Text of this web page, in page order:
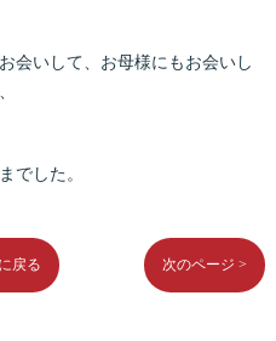
会いして、お母様にもお会いし
でした。
戻る 次のページ >